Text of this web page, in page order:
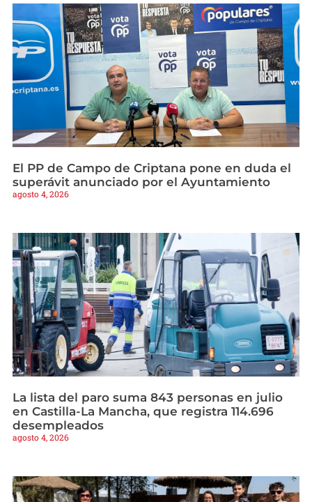
El PP de Campo de Criptana pone en duda el
superávit anunciado por el Ayuntamiento
agosto 4, 2026
La lista del paro suma 843 personas en julio
en Castilla-La Mancha, que registra 114.696
desempleados
agosto 4, 2026